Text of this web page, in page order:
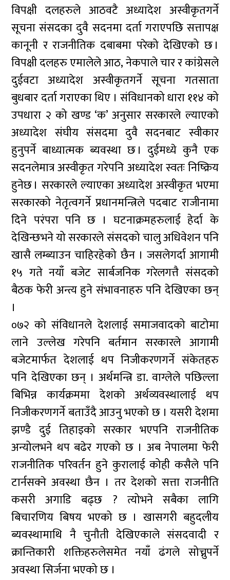
विपक्षी दलहरुले आठवटै अध्यादेश अस्वीकृतगर्ने
सूचना संसदका दुवै सदनमा दर्ता गराएपछि सत्तापक्ष
कानूनी र राजनीतिक दबाबमा परेको देखिएको छ ।
विपक्षी दलहरु एमालेले आठ, नेकपाले चार र कांग्रेसले
दुईवटा अध्यादेश अस्वीकृतगर्ने सूचना गतसाता
बुधबार दर्ता गराएका थिए । संविधानको धारा ११४ को
उपधारा २ को खण्ड ‘क’ अनुसार सरकारले ल्याएको
अध्यादेश संघीय संसदमा दुवै सदनबाट स्वीकार
हुनुपर्ने बाध्यात्मक ब्यवस्था छ । दुईमध्ये कुनै एक
सदनलेमात्र अस्वीकृत गरेपनि अध्यादेश स्वतः निष्क्रिय
हुनेछ । सरकारले ल्याएका अध्यादेश अस्वीकृत भएमा
सरकारको नेतृत्वगर्ने प्रधानमन्त्रिले पदबाट राजीनामा
दिने परंपरा पनि छ । घटनाक्रमहरुलाई हेर्दा के
देखिन्छभने यो सरकारले संसदको चालु अधिवेशन पनि
खासै लम्ब्याउन चाहिरहेको छैन । जसलेगर्दा आगामी
१५ गते नयाँ बजेट सार्बजनिक गरेलगत्तै संसदको
बैठक फेरी अन्त्य हुने संभावनाहरु पनि देखिएका छन्
।
०७२ को संविधानले देशलाई समाजवादको बाटोमा
लाने उल्लेख गरेपनि बर्तमान सरकारले आगामी
बजेटमार्फत देशलाई थप निजीकरणगर्ने संकेतहरु
पनि देखिएका छन् । अर्थमन्त्रि डा. वाग्लेले पछिल्ला
बिभिन्न कार्यक्रममा देशको अर्थव्यवस्थालाई थप
निजीकरणगर्ने बताउँदै आउनु भएको छ । यसरी देशमा
झण्डै दुई तिहाइको सरकार भएपनि राजनीतिक
अन्योलभने थप बढेर गएको छ । अब नेपालमा फेरी
राजनीतिक परिवर्तन हुने कुरालाई कोही कसैले पनि
टार्नसक्ने अवस्था छैन । तर देशको सत्ता राजनीति
कसरी अगाडि बढ्छ ? त्योभने सबैका लागि
बिचारणिय बिषय भएको छ । खासगरी बहुदलीय
ब्यवस्थामाथि नै चुनौती देखिएकाले संसदवादी र
क्रान्तिकारी शक्तिहरुलेसमेत नयाँ ढंगले सोच्नुपर्ने
अवस्था सिर्जना भएको छ ।